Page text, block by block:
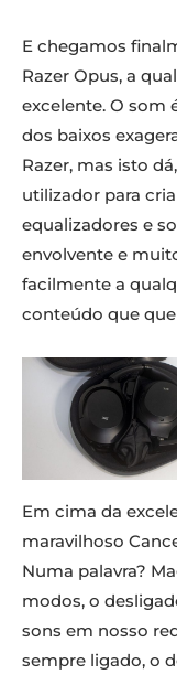
E chegamos
Razer Opus, a
excelente. O som
dos baixos
Razer, mas isto
utilizador para
equalizadores e
envolvente e
facilmente a
conteúdo que
Em cima da
maravilhoso
Numa palavra?
modos, o
sons em nosso
sempre ligado, o